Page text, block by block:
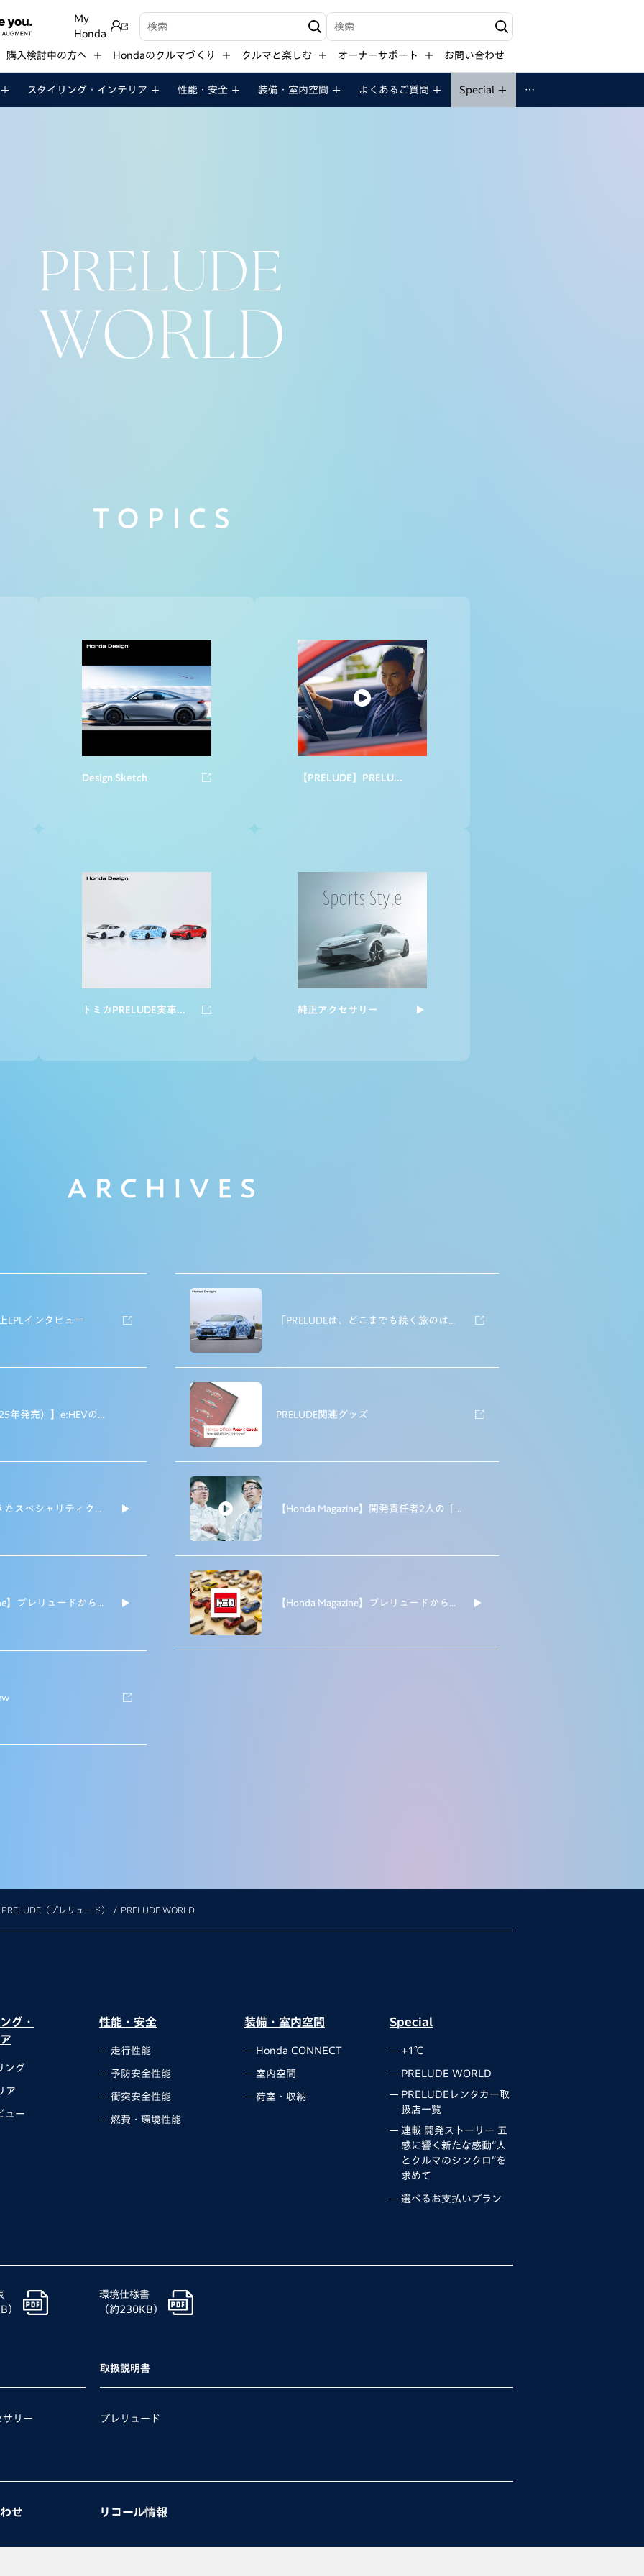
My
Honda
検索キーワード入力 検索キーワード入力
購入検討中の方へ Hondaのクルマづくり クルマと楽しむ オーナーサポート お問い合わせ
スタイリング・ インテリア 性能・ 安全 装備・ 室内空間 よくあるご質問 Special …
Design Sketch 【PRELUDE】PRELUDEが奏でる新時代の序曲｜佐藤琢磨インプレッション動画
トミカPRELUDE実車との同時期発売を可能にした熱意の源流 純正アクセサリー
LPLインタビュー
PRELUDE関連グッズ
PRELUDE（プレリュード） PRELUDE WORLD
グ・
ング
ア
ュー
性能・安全
走行性能
予防安全性能
衝突安全性能
燃費・環境性能
装備・室内空間
Honda CONNECT
室内空間
荷室・収納
Special
+1℃
PRELUDE WORLD
PRELUDEレンタカー取
扱店一覧
連載 開発ストーリー 五
感に響く新たな感動“人
とクルマのシンクロ”を
求めて
選べるお支払いプラン
）
環境仕様書
（約230KB）
サリー
取扱説明書
プレリュード
せ リコール情報